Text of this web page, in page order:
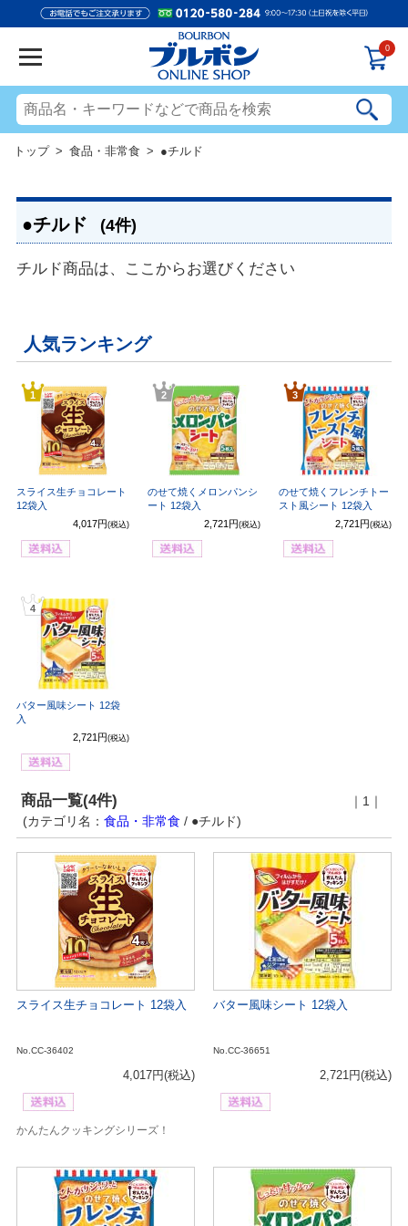
0
トップ> 食品・非常食 > ●チルド
●チルド (4件)
チルド商品は、ここからお選びください
人気ランキング
1
スライス生チョコレート
12袋入
4,017円 (税込)
2
のせて焼くメロンパンシ
ート 12袋入
2,721円 (税込)
3
のせて焼くフレンチトー
スト風シート 12袋入
2,721円(税込)
4
バター風味シート 12袋
入
2,721円 (税込)
商品一覧(4件)
｜1｜
(カテゴリ名： 食品・非常食 / ●チルド)
スライス生チョコレート 12袋入
No.CC-36402
4,017円(税込)
かんたんクッキングシリーズ！
バター風味シート 12袋入
No.CC-36651
2,721円(税込)